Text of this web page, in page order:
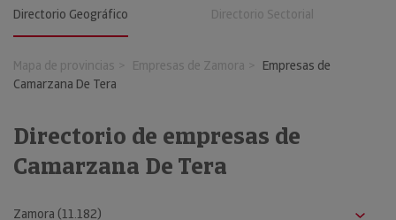
Directorio Geográfico Directorio Sectorial
Mapa de provincias Empresas de Zamora
Empresas de
Camarzana De Tera
Directorio de empresas de
Camarzana De Tera